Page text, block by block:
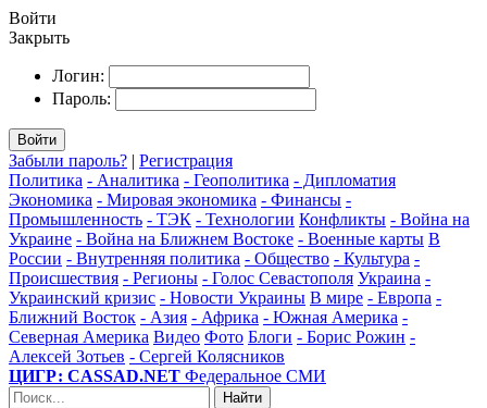
Войти
Закрыть
Логин:
Пароль:
Войти
Забыли пароль? | Регистрация
Политика - Аналитика - Геополитика - Дипломатия
Экономика - Мировая экономика - Финансы -
Промышленность - ТЭК - Технологии Конфликты - Война на
Украине - Война на Ближнем Востоке - Военные карты В
России - Внутренняя политика - Общество - Культура -
Происшествия - Регионы - Голос Севастополя Украина -
Украинский кризис - Новости Украины В мире - Европа -
Ближний Восток - Азия - Африка - Южная Америка -
Северная Америка Видео Фото Блоги - Борис Рожин -
Алексей Зотьев - Сергей Колясников
ЦИГР: CASSAD.NET Федеральное СМИ
Найти